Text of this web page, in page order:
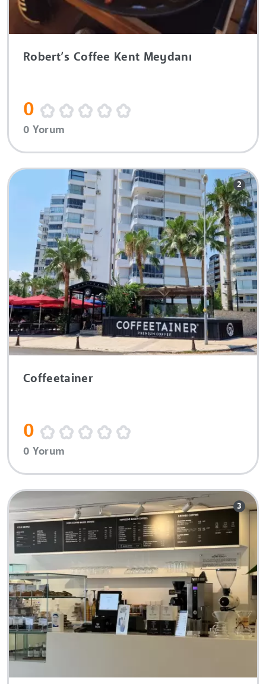
Robert’s Coffee Kent Meydanı
0
0 Yorum
2
Coffeetainer
0
0 Yorum
3